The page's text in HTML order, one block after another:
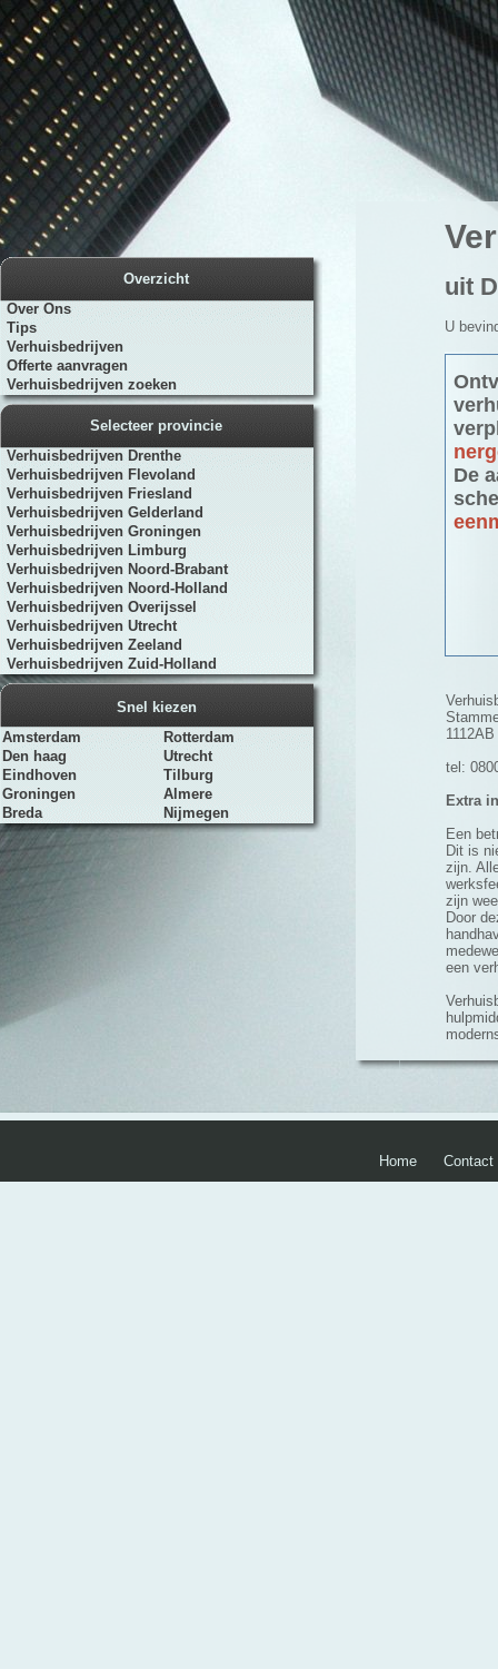
Overzicht
Over Ons
Tips
Verhuisbedrijven
Offerte aanvragen
Verhuisbedrijven zoeken
Selecteer provincie
Verhuisbedrijven Drenthe
Verhuisbedrijven Flevoland
Verhuisbedrijven Friesland
Verhuisbedrijven Gelderland
Verhuisbedrijven Groningen
Verhuisbedrijven Limburg
Verhuisbedrijven Noord-Brabant
Verhuisbedrijven Noord-Holland
Verhuisbedrijven Overijssel
Verhuisbedrijven Utrecht
Verhuisbedrijven Zeeland
Verhuisbedrijven Zuid-Holland
Snel kiezen
Amsterdam
Rotterdam
Den haag
Utrecht
Eindhoven
Tilburg
Groningen
Almere
Breda
Nijmegen
uit
U
De
tel:
Extra
Een
Dit is
zijn.
zijn
Door
een
Home Contact